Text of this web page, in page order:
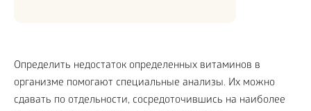
Определить недостаток определенных витаминов в
организме помогают специальные анализы. Их можно
сдавать по отдельности, сосредоточившись на наиболее